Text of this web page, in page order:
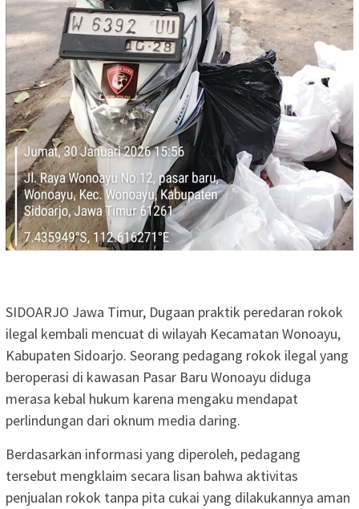
SIDOARJO Jawa Timur, Dugaan praktik peredaran rokok
ilegal kembali mencuat di wilayah Kecamatan Wonoayu,
Kabupaten Sidoarjo. Seorang pedagang rokok ilegal yang
beroperasi di kawasan Pasar Baru Wonoayu diduga
merasa kebal hukum karena mengaku mendapat
perlindungan dari oknum media daring.
Berdasarkan informasi yang diperoleh, pedagang
tersebut mengklaim secara lisan bahwa aktivitas
penjualan rokok tanpa pita cukai yang dilakukannya aman